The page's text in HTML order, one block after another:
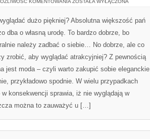
KOMENTOWANIA
EROTYCZNĄ
DLA
DZIEWCZYNY?
ZOSTAŁA WYŁĄCZONA
dużo piękniej? Absolutna większość pań
dba o własną urodę. To bardzo dobrze, bo
należy zadbać o siebie… No dobrze, ale co
zrobić, aby wyglądać atrakcyjniej? Z pewnością
jest moda – czyli warto zakupić sobie eleganckie
przykładowo spodnie. W wielu przypadkach
konsekwencji sprawia, iż nie wyglądają w
można to zauważyć u […]